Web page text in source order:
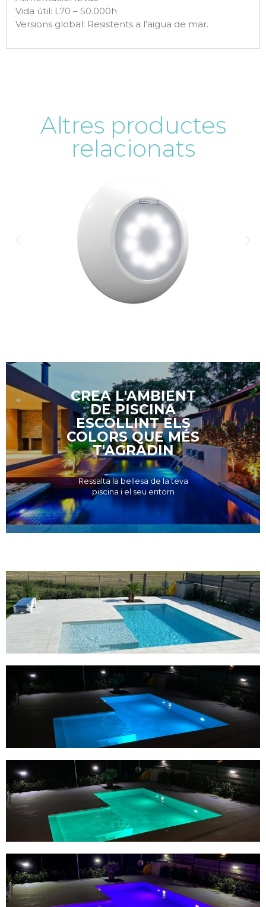
Vida útil: L70 – 50.000h
Versions global: Resistents a l’aigua de mar.
Altres productes
relacionats
CREA L'AMBIENT
DE PISCINA
ESCOLLINT ELS
COLORS QUE MÉS
T'AGRADIN
Ressalta la bellesa de la teva
piscina i el seu entorn